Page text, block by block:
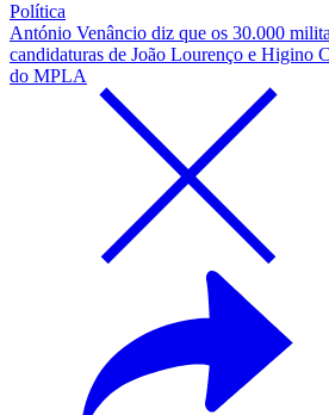
Política
António Venâncio diz que os 30.000
candidaturas de João Lourenço e Higino
do MPLA